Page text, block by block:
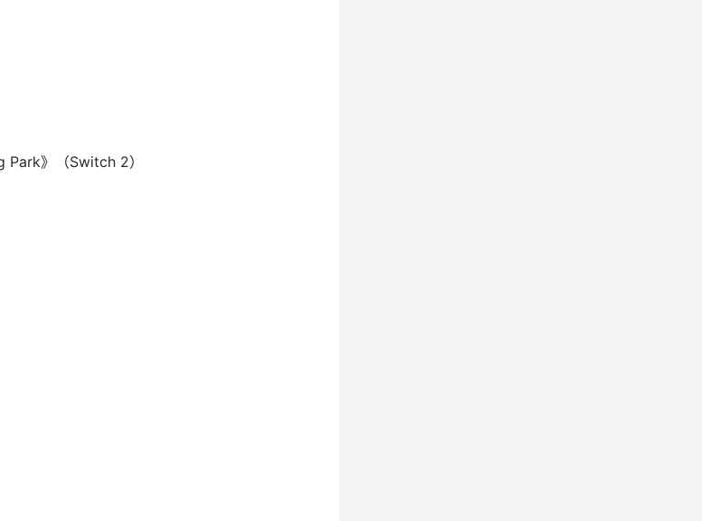
Park》（Switch 2）